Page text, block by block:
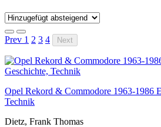
Prev 1 2 3 4 Next
Opel Rekord & Commodore 1963-1986
Technik
Dietz, Frank Thomas